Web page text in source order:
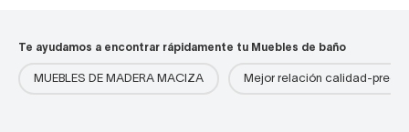
Te ayudamos a encontrar rápidamente tu Muebles de baño
MUEBLES DE MADERA MACIZA Mejor relación calidad-precio